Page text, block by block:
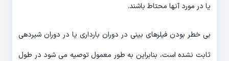
یا در مورد آنها محتاط باشند.
بی خطر بودن فیلرهای بینی در دوران بارداری یا در دوران شیردهی
ثابت نشده است، بنابراین به طور معمول توصیه می شود در طول